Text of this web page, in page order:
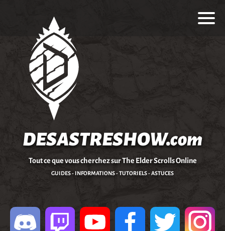
DESASTRESHOW.com
Tout ce que vous cherchez sur The Elder Scrolls Online
GUIDES - INFORMATIONS - TUTORIELS - ASTUCES